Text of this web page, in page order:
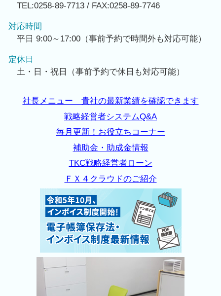
TEL:0258-89-7713 / FAX:0258-89-7746
対応時間
平日 9:00～17:00（事前予約で時間外も対応可能）
定休日
土・日・祝日（事前予約で休日も対応可能）
社長メニュー 貴社の最新業績を確認できます
戦略経営者システムQ&A
毎月更新！お役立ちコーナー
補助金・助成金情報
TKC戦略経営者ローン
ＦＸ４クラウドのご紹介